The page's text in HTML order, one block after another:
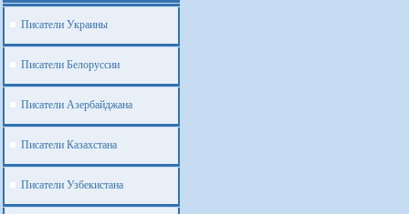
Писатели Украины
Писатели Белоруссии
Писатели Азербайджана
Писатели Казахстана
Писатели Узбекистана